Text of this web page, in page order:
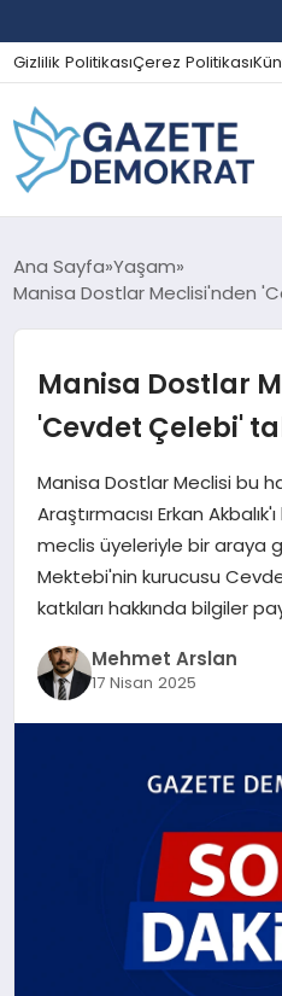
Gizlilik PolitikasıÇerez Politikası
GÜNDEM
SPOR
MAGAZIN
SAĞLIK
Ana Sayfa Yaşam
Manisa Dostlar Meclisi'nden
Manisa Dostlar
'Cevdet Çelebi'
Manisa Dostlar Meclisi bu
Araştırmacısı Erkan
meclis üyeleriyle bir araya
Mektebi'nin kurucusu
katkıları hakkında bilgiler
Mehmet Arslan
17 Nisan 2025